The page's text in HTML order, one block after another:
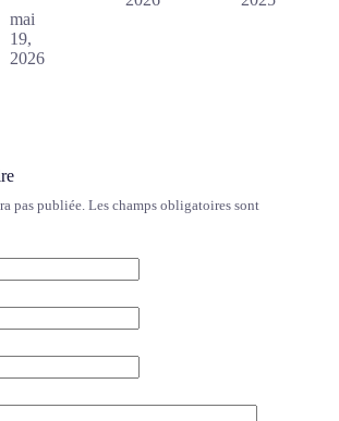
mai
19,
2026
pas publiée. Les champs obligatoires sont